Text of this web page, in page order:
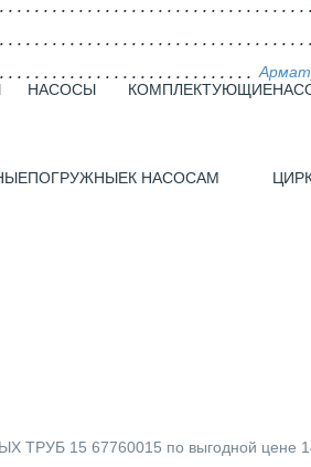
НАСОСЫ
ПОГРУЖНЫЕ
КОМПЛЕКТУЮЩИЕ
К НАСОСАМ
15 67760015 по выгодной цене